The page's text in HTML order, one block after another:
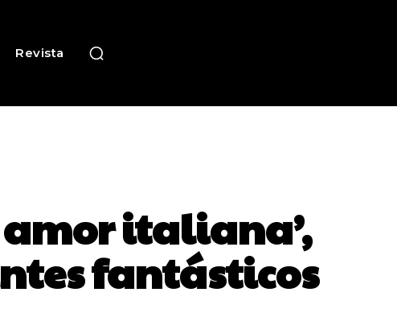
Revista
amor italiana’,
fantásticos